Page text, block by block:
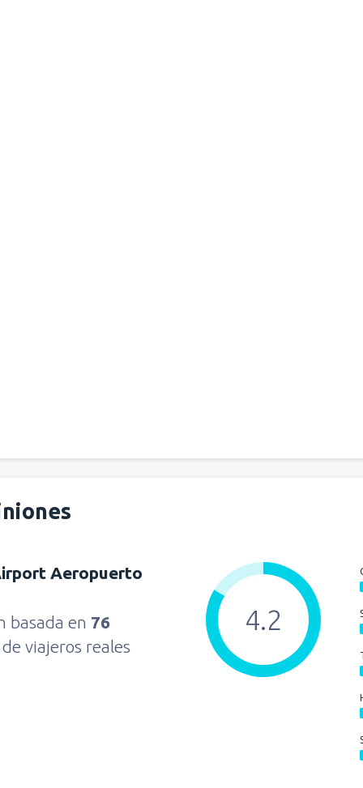
Aeropuerto
basada en 76
de viajeros reales
4.2